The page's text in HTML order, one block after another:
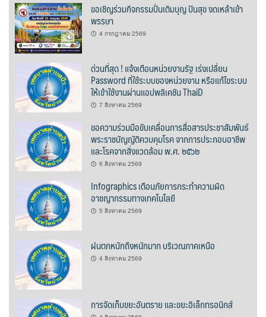
บวกบัววิวรีสอร์ท
บ้านกังหัน @ ปัวคอทเทจ
บ้านต้นคูณ
บ้านนาโฮมสเตย์
บ้านปัว ปลายนา
บ้านพักชมดอย
บ้านยลญภา
บ้านริมทุ่งรีสอร์ท
บ้านสวนศรีสุขโฮมสเตย์
บ้านฮิมนาปัว
บ้านไม้ปลายนา
ขอเชิญร่วมกิจกรรมปั่นเติมบุญ ปันสุข งดเหล้าเข้า
พรรษา
4 กรกฎาคม 2569
ด่วนที่สุด ! แจ้งเตือนหน่วยงานรัฐ เร่งเปลี่ยน
Password ที่ใช้ระบบของหน่วยงาน หรือแก้ไขระบบ
ให้เข้าใช้งานผ่านแอปพลิเคชัน ThaiD
7 สิงหาคม 2569
ขอความร่วมมือขับเคลื่อนการสื่อสารประชาสัมพันธ์
พระราชบัญญัติควบคุมโรค จากการประกอบอาชีพ
และโรคจากสิ่งแวดล้อม พ.ศ. ๒๕๖๒
6 สิงหาคม 2569
Infographics เตือนภัยการกระทำความผิด
อาชญากรรมทางเทคโนโลยี
5 สิงหาคม 2569
ฝนตกหนักถึงหนักมาก บริเวณภาคเหนือ
4 สิงหาคม 2569
การจัดเก็บขยะอันตราย และขยะอิเล็กทรอนิกส์